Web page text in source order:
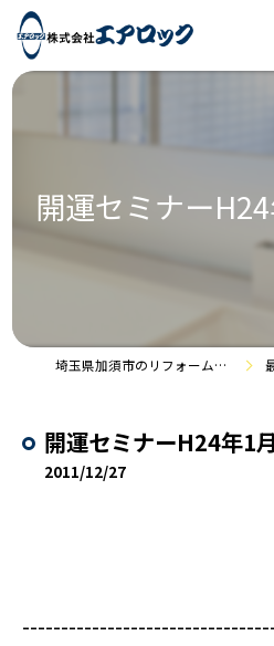
開運セミナー
埼玉県加須市のリフォームなら株式会社エアロック 最
開運セミナーH24年1
2011/12/27